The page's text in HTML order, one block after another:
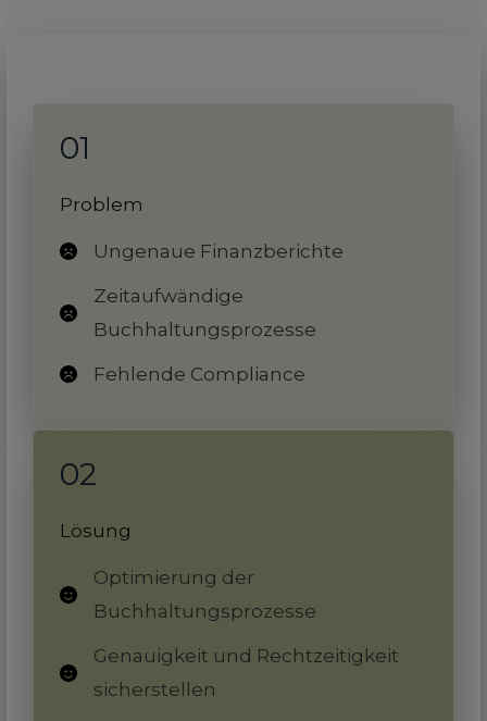
01
Problem
Ungenaue Finanzberichte
Zeitaufwändige
Buchhaltungsprozesse
Fehlende Compliance
02
Lösung
Optimierung der
Buchhaltungsprozesse
Genauigkeit und Rechtzeitigkeit
sicherstellen